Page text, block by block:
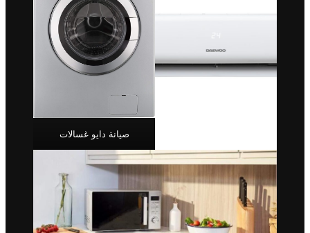
صيانة دايو غسالات